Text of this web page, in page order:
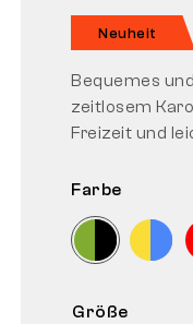
Neuheit
Farbe
Größe
Bequemes
zeitlosem
Freizeit und